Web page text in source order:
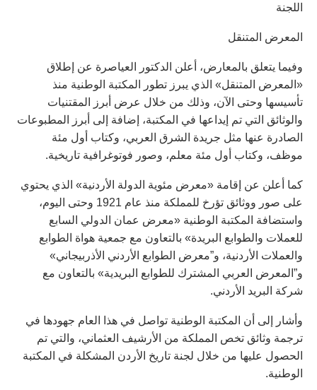
اللجنة
المعرض المتنقل
وفيما يتعلق بالمعارض، أعلن الدكتور العياصرة عن إطلاق
«المعرض المتنقل» الذي يبرز تطور المكتبة الوطنية منذ
تأسيسها وحتى الآن، وذلك من خلال عرض أبرز المقتنيات
والوثائق التي تم إيداعها في المكتبة، إضافة إلى أبرز المطبوعات
الصادرة عنها مثل جريدة الشرق العربي، وكتاب أول مئة
موظف، وكتاب أول مئة معلم، وصور فوتوغرافية تاريخية.
كما أعلن عن إقامة «معرض مئوية الدولة الأردنية» الذي يحتوي
على صور ووثائق تؤرخ للمملكة منذ عام 1921 وحتى اليوم،
واستضافة المكتبة الوطنية «معرض عمان الدولي السابع
للعملات والطوابع البريدة» بالتعاون مع جمعية هواة الطوابع
والعملات الأردنية، و”معرض الطوابع الأردني الأذربيجاني»
و”المعرض العربي المشترك للطوابع البريدية» بالتعاون مع
شركة البريد الأردني.
وأشار إلى أن المكتبة الوطنية تواصل في هذا العام جهودها في
ترجمة وثائق تخص المملكة من الأرشيف العثماني، والتي تم
الحصول عليها من خلال لجنة تاريخ الأردن المشكلة في المكتبة
الوطنية.